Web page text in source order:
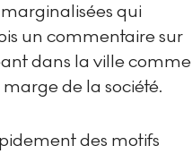
qui
un commentaire sur
dans la ville comme
de la société.
des motifs